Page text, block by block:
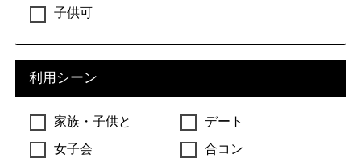
子供可
利用シーン
家族・子供と
デート
女子会
合コン